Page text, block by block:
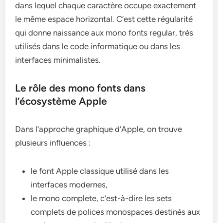
dans lequel chaque caractère occupe exactement
le même espace horizontal. C’est cette régularité
qui donne naissance aux mono fonts regular, très
utilisés dans le code informatique ou dans les
interfaces minimalistes.
Le rôle des mono fonts dans
l’écosystème Apple
Dans l’approche graphique d’Apple, on trouve
plusieurs influences :
le font Apple classique utilisé dans les
interfaces modernes,
le mono complete, c’est-à-dire les sets
complets de polices monospaces destinés aux